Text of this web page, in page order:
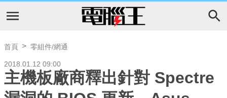
首頁 零組件/網通
2018.01.12 09:00
主機板廠商釋出針對 Spectre